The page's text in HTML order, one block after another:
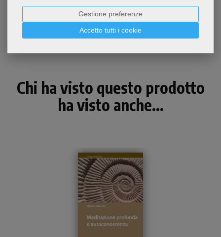
Accetto tutti i cookie
Gestione preferenze
Chi ha visto questo prodotto
ha visto anche...